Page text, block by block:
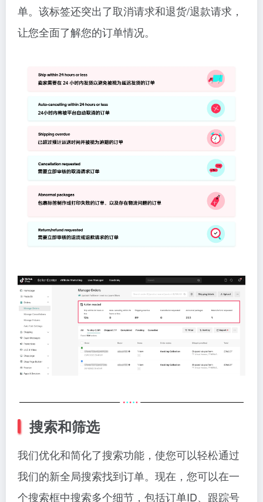
单。该标签还突出了取消请求和退货/退款请求，
让您全面了解您的订单情况。
搜索和筛选
我们优化和简化了搜索功能，使您可以轻松通过
我们的新全局搜索找到订单。现在，您可以在一
个搜索框中搜索多个细节，包括订单ID、跟踪号